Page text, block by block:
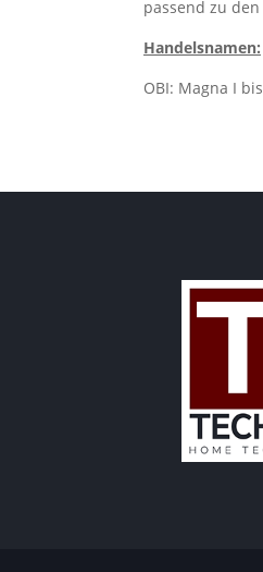
passend zu
Handelsnamen:
OBI: Magna I